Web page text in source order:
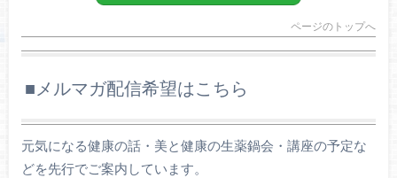
ページのトップへ
■メルマガ配信希望はこちら
元気になる健康の話・美と健康の生薬鍋会・講座の予定な
どを先行でご案内しています。